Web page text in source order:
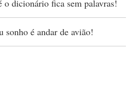
o dicionário fica sem palavras!
sonho é andar de avião!